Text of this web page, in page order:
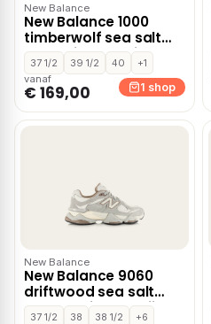
New Balance
New Balance 1000
timberwolf sea salt
Leer Unisex – Beige
37 1/2 39 1/2 40
+1
vanaf
€ 169,00 1 shop
New Balance
New Balance 9060
driftwood sea salt
Suede Unisex – Grijs
37 1/2 38 38 1/2
+6